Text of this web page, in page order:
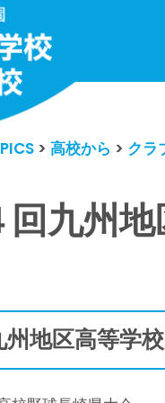
> 高校から > クラ
九州
地区高等学